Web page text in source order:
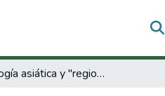
Tecnología asiática y "regionalismo abierto"